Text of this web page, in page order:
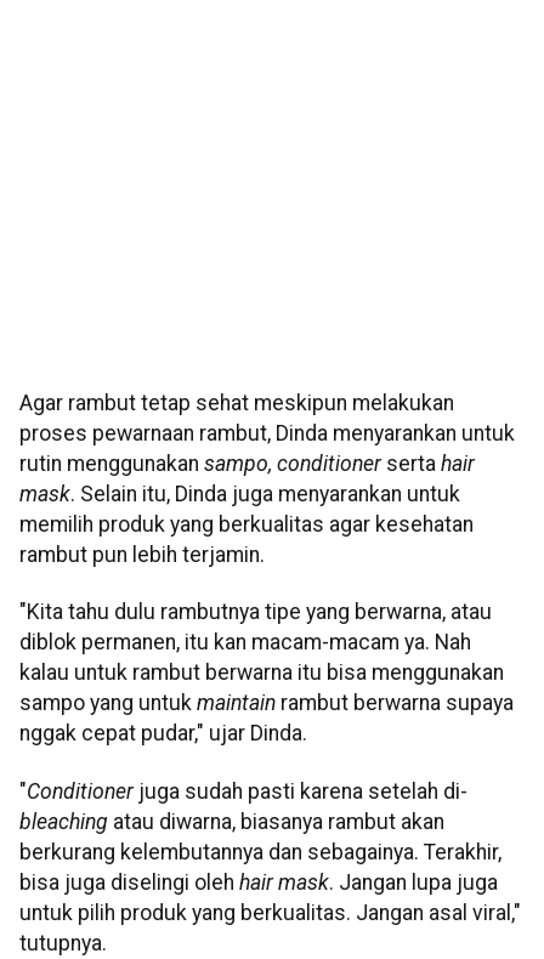
Agar rambut tetap sehat meskipun melakukan
proses pewarnaan rambut, Dinda menyarankan untuk
rutin menggunakan sampo, conditionerserta hair
mask. Selain itu, Dinda juga menyarankan untuk
memilih produk yang berkualitas agar kesehatan
rambut pun lebih terjamin.
"Kita tahu dulu rambutnya tipe yang berwarna, atau
diblok permanen, itu kan macam-macam ya. Nah
kalau untuk rambut berwarna itu bisa menggunakan
sampo yang untuk maintain rambut berwarna supaya
nggak cepat pudar," ujar Dinda.
"Conditioner juga sudah pasti karena setelah di-
bleaching atau diwarna, biasanya rambut akan
berkurang kelembutannya dan sebagainya. Terakhir,
bisa juga diselingi oleh hair mask. Jangan lupa juga
untuk pilih produk yang berkualitas. Jangan asal viral,"
tutupnya.